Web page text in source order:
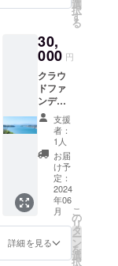
A4
サイズ
の大会
プログ
ラム冊
子に対
して２
３ｍｍ×
８７．
５ｍｍ
幅で掲
載例】
「中
海 太
郎」 ※
オリジ
シャツ
＋スイ
ムバッ
グ） お
礼メッ
セージ
＋大会
オリジ
ナル
シャツ
＋大会
オリジ
ナルス
イム
バッグ
スイム
バック
選
択
す
る
30,
000 円
クラウ
ドファ
ンディ
ングス
ポン
サー
（ブロ
ンズ）
お礼
メッ
セージ
＋大会
プログ
ラム冊
子 にお
支援
者：
1人
お届
け予
定：
2024
年06
月
詳細を見る
こ
の
リ
タ
ー
ン
を
選
択